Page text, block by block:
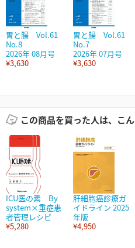
胃と腸 Vol.61
No.8
2026年 08月号
¥3,630
胃と腸 Vol.61
No.7
2026年 07月号
¥3,630
この商品を買った人は、こ
ICU医の素 By
system×重症患
者管理レシピ
¥5,280
肝細胞癌診療ガ
イドライン 2025
年版
¥4,950